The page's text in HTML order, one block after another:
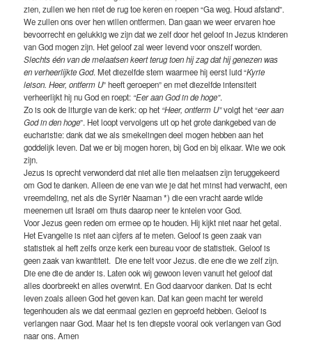
zien, zullen we hen niet de rug toe keren en roepen “Ga weg. Houd afstand”.
We zullen ons over hen willen ontfermen. Dan gaan we weer ervaren hoe
bevoorrecht en gelukkig we zijn dat we zelf door het geloof in Jezus kinderen
van God mogen zijn. Het geloof zal weer levend voor onszelf worden.
Slechts één van de melaatsen keert terug toen hij zag dat hij genezen was
en verheerlijkte God. Met diezelfde stem waarmee hij eerst luid “Kyrie
leison. Heer, ontferm U” heeft geroepen” en met diezelfde intensiteit
verheerlijkt hij nu God en roept: “Eer aan God in de hoge”.
Zo is ook de liturgie van de kerk: op het “Heer, ontferm U”volgt het “eer aan
God in den hoge”. Het loopt vervolgens uit op het grote dankgebed van de
eucharistie: dank dat we als smekelingen deel mogen hebben aan het
goddelijk leven. Dat we er bij mogen horen, bij God en bij elkaar. Wie we ook
zijn.
Jezus is oprecht verwonderd dat niet alle tien melaatsen zijn teruggekeerd
om God te danken. Alleen de ene van wie je dat het minst had verwacht, een
vreemdeling, net als die Syriër Naaman *) die een vracht aarde wilde
meenemen uit Israël om thuis daarop neer te knielen voor God.
Voor Jezus geen reden om ermee op te houden. Hij kijkt niet naar het getal.
Het Evangelie is niet aan cijfers af te meten. Geloof is geen zaak van
statistiek al heft zelfs onze kerk een bureau voor de statistiek. Geloof is
geen zaak van kwantiteit. Die ene telt voor Jezus. die ene die we zelf zijn.
Die ene die de ander is. Laten ook wij gewoon leven vanuit het geloof dat
alles doorbreekt en alles overwint. En God daarvoor danken. Dat is echt
leven zoals alleen God het geven kan. Dat kan geen macht ter wereld
tegenhouden als we dat eenmaal gezien en geproefd hebben. Geloof is
verlangen naar God. Maar het is ten diepste vooral ook verlangen van God
naar ons. Amen